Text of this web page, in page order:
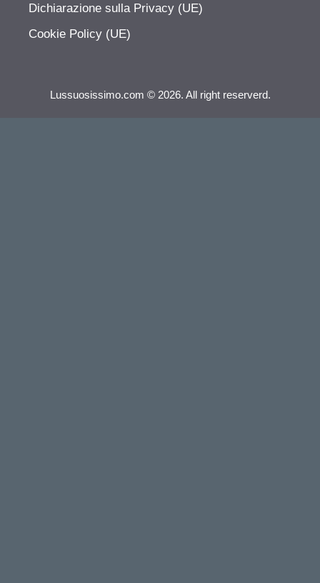
Dichiarazione sulla Privacy (UE)
Cookie Policy (UE)
Lussuosissimo.com © 2026. All right reserverd.